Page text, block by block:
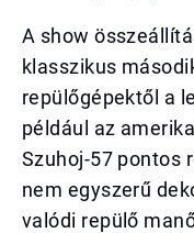
A show
klasszikus
repülőgépektől a
például az
Szuhoj-57 pontos
nem egyszerű
valódi repülő